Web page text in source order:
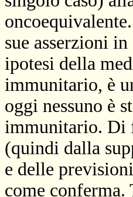
sue asserzioni
ipotesi della
immunitario, è
oggi nessuno è
immunitario. Di
(quindi dalla
e delle
come conferma.